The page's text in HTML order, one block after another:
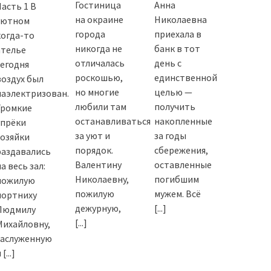
1 В
то
был
весь зал:
[...]
Гостиница
на окраине
города
никогда не
отличалась
роскошью,
но многие
любили там
останавливаться
за уют и
порядок.
Валентину
Николаевну,
пожилую
дежурную,
[...]
Анна
Николаевна
приехала в
банк в тот
день с
единственной
целью —
получить
накопленные
за годы
сбережения,
оставленные
погибшим
мужем. Всё
[...]